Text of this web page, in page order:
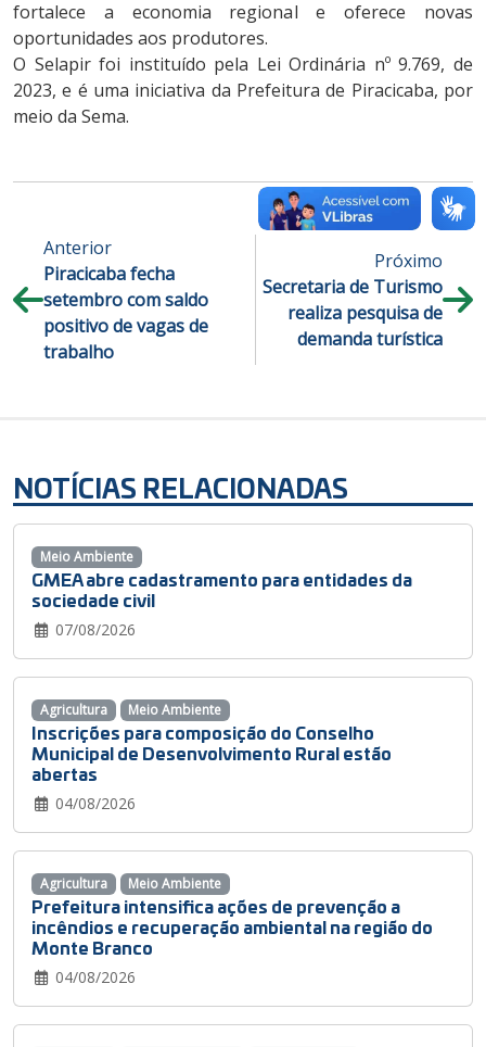
fortalece a economia regional e oferece novas
oportunidades aos produtores.
O Selapir foi instituído pela Lei Ordinária nº 9.769, de
2023, e é uma iniciativa da Prefeitura de Piracicaba, por
meio da Sema.
Anterior
Piracicaba fecha
setembro com saldo
positivo de vagas de
trabalho
Próximo
Secretaria de Turismo
realiza pesquisa de
demanda turística
NOTÍCIAS RELACIONADAS
GMEA abre cadastramento para entidades da
sociedade civil
07/08/2026
Meio Ambiente
Inscrições para composição do Conselho
Municipal de Desenvolvimento Rural estão
abertas
04/08/2026
Agricultura Meio Ambiente
Prefeitura intensifica ações de prevenção a
incêndios e recuperação ambiental na região do
Monte Branco
04/08/2026
Agricultura Meio Ambiente